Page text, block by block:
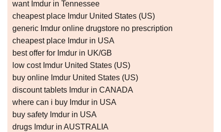
want Imdur in Tennessee
cheapest place Imdur United States (US)
generic Imdur online drugstore no prescription
cheapest place Imdur in USA
best offer for Imdur in UK/GB
low cost Imdur United States (US)
buy online Imdur United States (US)
discount tablets Imdur in CANADA
where can i buy Imdur in USA
buy safety Imdur in USA
drugs Imdur in AUSTRALIA